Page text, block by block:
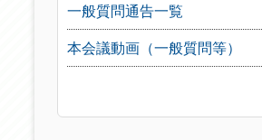
一般質問通告一覧
本会議動画（一般質問等）